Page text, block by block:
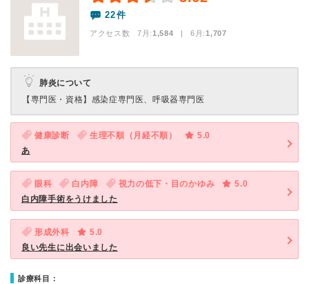
22件
アクセス数 7月:1,584 | 6月:1,707
肺炎について
【専門医・資格】 感染症専門医、呼吸器専門医
健康診断 生理不順（月経不順）
5.0
あ
眼科 白内障 視力の低下・目のかゆみ
5.0
白内障手術をうけました
形成外科
5.0
良い先生に出会いました
診療科目：